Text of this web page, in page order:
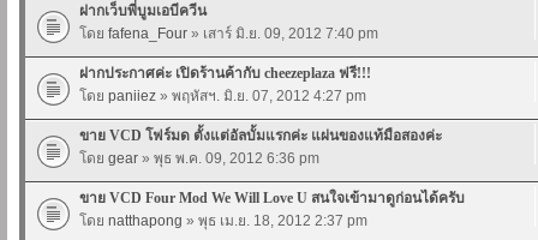
ฝากเว็บพี่บูมเอบีควีน
โดย fafena_Four » เสาร์ มิ.ย. 09, 2012 7:40 pm
ฝากประกาศค่ะ เปิดร้านค้ากับ cheezeplaza ฟรี!!!
โดย paniiez » พฤหัสฯ. มิ.ย. 07, 2012 4:27 pm
ขาย VCD โฟร์มด ตั้งแต่อัลบั้มแรกค่ะ แผ่นของแท้มือสองค่ะ
โดย gear » พุธ พ.ค. 09, 2012 6:36 pm
ขาย VCD Four Mod We Will Love U สนใจเข้ามาดูก่อนได้ครับ
โดย natthapong » พุธ เม.ย. 18, 2012 2:37 pm